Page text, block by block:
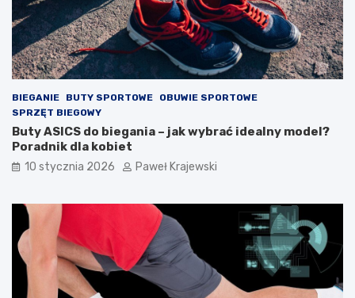
z
k
o
k
ó
w
n
a
c
a
k
i
o
w
a
k
a
r
i
r
b
a
BIEGANIE BUTY SPORTOWE
OBUWIE SPORTOWE
SPRZĘT BIEGOWY
Buty ASICS do biegania – jak wybrać idealny model?
Poradnik dla kobiet
10 stycznia 2026 Paweł Krajewski